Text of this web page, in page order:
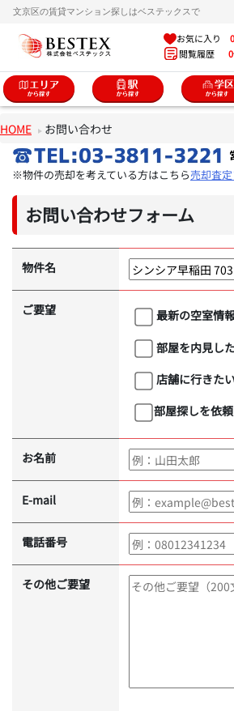
文京区の賃貸マンション探しはベステックスで
お気に入り 0
閲覧履歴 0
HOME お問い合わせ
※物件の売却を考えている方はこちら売却査
お問い合わせフォーム
物件名
ご要望
最新の空室情
部屋を内見し
店舗に行きた
部屋探しを依
お名前
E-mail
電話番号
その他ご要望